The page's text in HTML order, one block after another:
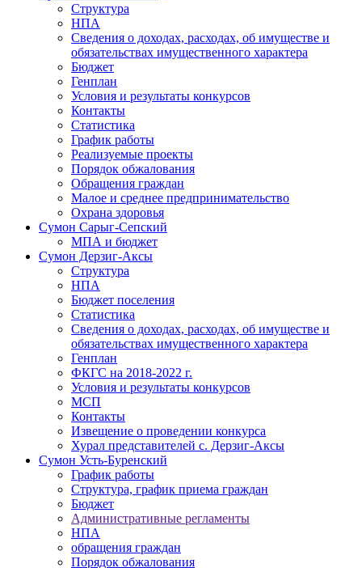
Структура
НПА
Сведения о доходах, расходах, об имуществе и
обязательствах имущественного характера
Бюджет
Генплан
Условия и результаты конкурсов
Контакты
Статистика
График работы
Реализуемые проекты
Порядок обжалования
Обращения граждан
Малое и среднее предпринимательство
Охрана здоровья
Сумон Сарыг-Сепский
МПА и бюджет
Сумон Дерзиг-Аксы
Структура
НПА
Бюджет поселения
Статистика
Сведения о доходах, расходах, об имуществе и
обязательствах имущественного характера
Генплан
ФКГС на 2018-2022 г.
Условия и результаты конкурсов
МСП
Контакты
Извещение о проведении конкурса
Хурал представителей с. Дерзиг-Аксы
Сумон Усть-Буренский
График работы
Структура, график приема граждан
Бюджет
Административные регламенты
НПА
обращения граждан
Порядок обжалования